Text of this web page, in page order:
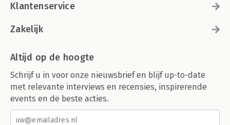
Klantenservice
Zakelijk
Altijd op de hoogte
Schrijf u in voor onze nieuwsbrief en blijf up-to-date
met relevante interviews en recensies, inspirerende
events en de beste acties.